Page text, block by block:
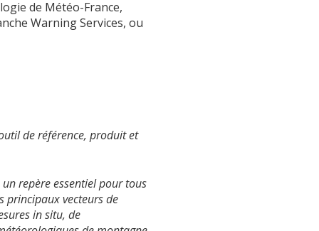
de Météo-France,
Warning Services, ou
de référence, produit et
repère essentiel pour tous
principaux vecteurs de
in situ, de